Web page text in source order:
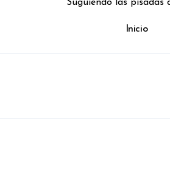
Suguiendo las pisadas
Inicio